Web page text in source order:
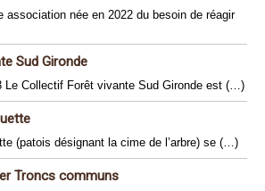
association née en 2022 du besoin de réagir
Sud Gironde
Le Collectif Forêt vivante Sud Gironde est (…)
(patois désignant la cime de l’arbre) se (…)
Troncs communs